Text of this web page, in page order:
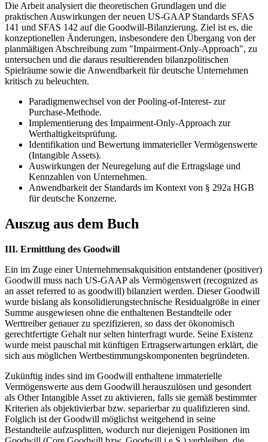
Die Arbeit analysiert die theoretischen Grundlagen und die
praktischen Auswirkungen der neuen US-GAAP Standards SFAS
141 und SFAS 142 auf die Goodwill-Bilanzierung. Ziel ist es, die
konzeptionellen Änderungen, insbesondere den Übergang von der
planmäßigen Abschreibung zum "Impairment-Only-Approach", zu
untersuchen und die daraus resultierenden bilanzpolitischen
Spielräume sowie die Anwendbarkeit für deutsche Unternehmen
kritisch zu beleuchten.
Paradigmenwechsel von der Pooling-of-Interest- zur
Purchase-Methode.
Implementierung des Impairment-Only-Approach zur
Werthaltigkeitsprüfung.
Identifikation und Bewertung immaterieller Vermögenswerte
(Intangible Assets).
Auswirkungen der Neuregelung auf die Ertragslage und
Kennzahlen von Unternehmen.
Anwendbarkeit der Standards im Kontext von § 292a HGB
für deutsche Konzerne.
Auszug aus dem Buch
III. Ermittlung des Goodwill
Ein im Zuge einer Unternehmensakquisition entstandener (positiver)
Goodwill muss nach US-GAAP als Vermögenswert (recognized as
an asset referred to as goodwill) bilanziert werden. Dieser Goodwill
wurde bislang als konsolidierungstechnische Residualgröße in einer
Summe ausgewiesen ohne die enthaltenen Bestandteile oder
Werttreiber genauer zu spezifizieren, so dass der ökonomisch
gerechtfertigte Gehalt nur selten hinterfragt wurde. Seine Existenz
wurde meist pauschal mit künftigen Ertragserwartungen erklärt, die
sich aus möglichen Wertbestimmungskomponenten begründeten.
Zukünftig indes sind im Goodwill enthaltene immaterielle
Vermögenswerte aus dem Goodwill herauszulösen und gesondert
als Other Intangible Asset zu aktivieren, falls sie gemäß bestimmter
Kriterien als objektivierbar bzw. separierbar zu qualifizieren sind.
Folglich ist der Goodwill möglichst weitgehend in seine
Bestandteile aufzusplitten, wodurch nur diejenigen Positionen im